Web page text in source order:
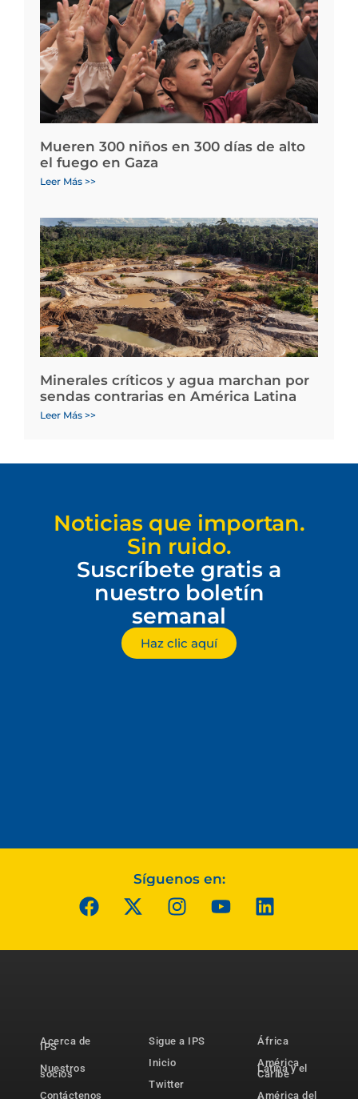
Mueren 300 niños en 300 días de alto
el fuego en Gaza
Leer Más >>
Minerales críticos y agua marchan por
sendas contrarias en América Latina
Leer Más >>
Noticias que importan.
Sin ruido.
Suscríbete gratis a
nuestro boletín
semanal
Haz clic aquí
Síguenos en:
Acerca de
IPS
Nuestros
socios
Contáctenos
Sigue a IPS
Inicio
Twitter
África
América
Latina y el
Caribe
América del